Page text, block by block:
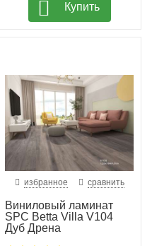
Купить
избранное сравнить
Виниловый ламинат
SPC Betta Villa V104
Дуб Дрена